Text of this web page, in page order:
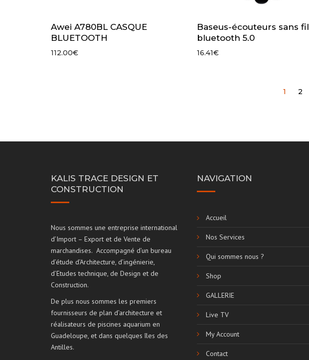
Awei A780BL CASQUE
BLUETOOTH
112.00€
Baseus-écouteurs sans fil
bluetooth 5.0
16.41€
1 2
KALIS TRACE DESIGN ET
CONSTRUCTION
Nous sommes une entreprise international
d’Import – Export et de Vente de
marchandises. Accompagné d’un bureau
d’étude d’Architecture, d’ingénierie,
d’Etudes technique, de Design et de
Construction.
De plus nous sommes les premiers
fournisseurs de plan d’architecture et
réalisateurs de piscines aquarium en
Guadeloupe, et dans quelques îles des
Antilles.
NAVIGATION
Accueil
Nos Services
Qui sommes nous ?
Shop
GALLERIE
Live TV
My Account
Contact